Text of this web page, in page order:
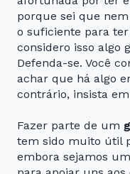
porque sei que
o suficiente para
considero isso algo
Defenda-se. Você
achar que há algo
contrário, insista
Fazer parte de um
tem sido muito útil
embora sejamos